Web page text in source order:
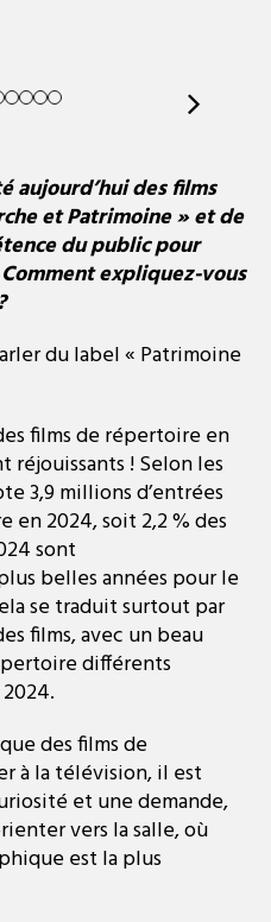
aujourd’hui des films
et Patrimoine » et de
du public pour
Comment expliquez-vous
du label « Patrimoine
films de répertoire en
! Selon les
3,9 millions d’entrées
en 2024, soit 2,2 % des
sont
belles années pour le
se traduit surtout par
films, avec un beau
différents
des films de
à la télévision, il est
et une demande,
vers la salle, où
est la plus